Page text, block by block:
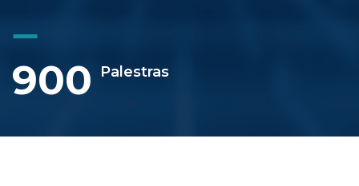
900 Palestras